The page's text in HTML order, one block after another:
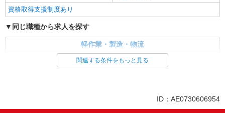
資格取得支援制度あり
同じ職種から求人を探す
軽作業・製造・物流
入出庫・商品管理・検品・検査
製造・組立・加工
交通費支給
社会保険あり
関連する条件をもっと見る
ID：AE0730606954